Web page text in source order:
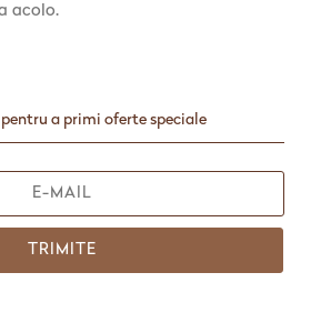
acolo.
pentru a primi oferte speciale
TRIMITE